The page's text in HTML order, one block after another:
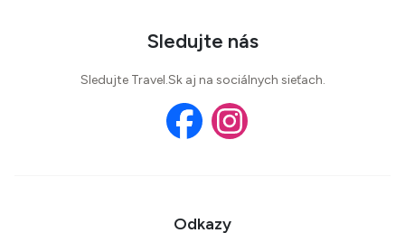
Sledujte nás
Sledujte Travel.Sk aj na sociálnych sieťach.